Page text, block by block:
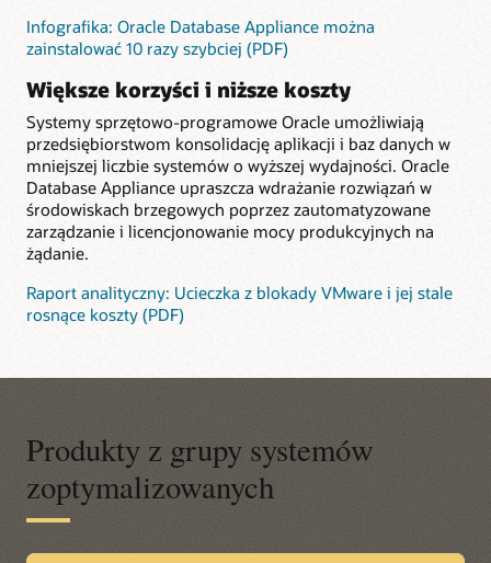
Infografika: Oracle Database Appliance można
zainstalować 10 razy szybciej (PDF)
Większe korzyści i niższe koszty
Systemy sprzętowo-programowe Oracle umożliwiają
przedsiębiorstwom konsolidację aplikacji i baz danych w
mniejszej liczbie systemów o wyższej wydajności. Oracle
Database Appliance upraszcza wdrażanie rozwiązań w
środowiskach brzegowych poprzez zautomatyzowane
zarządzanie i licencjonowanie mocy produkcyjnych na
żądanie.
Raport analityczny: Ucieczka z blokady VMware i jej stale
rosnące koszty (PDF)
Produkty z grupy systemów
zoptymalizowanych